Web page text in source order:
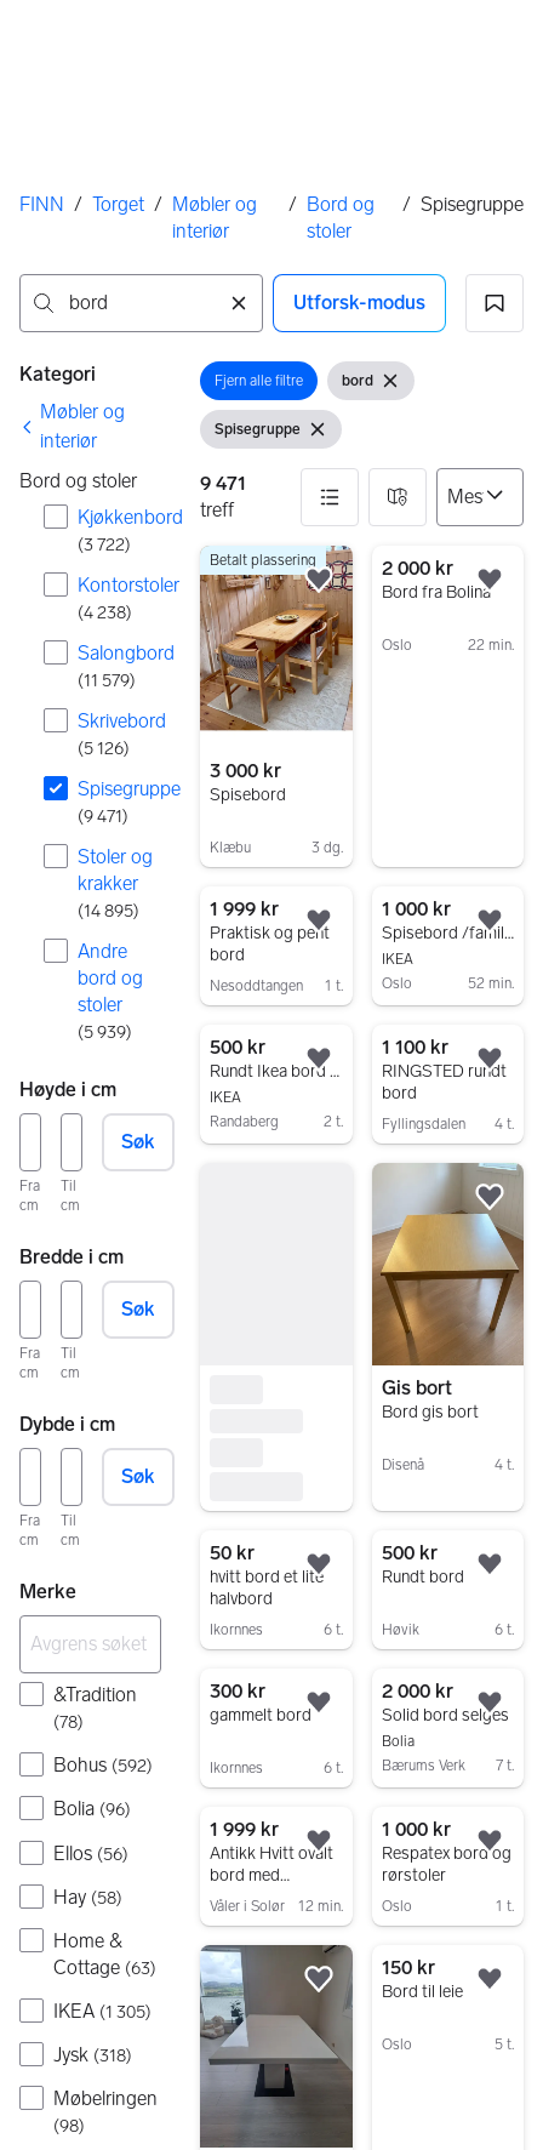
Her er du
FINN / Torget / Møbler og
interiør
/ Bord og
stoler
/ Spisegruppe
Utforsk-modus
Filtre
Kategori
Møbler og
interiør
Bord og stoler
Kjøkkenbord
(3 722)
Kontorstoler
(4 238)
Salongbord
(11 579)
Skrivebord
(5 126)
Spisegruppe
(9 471)
Stoler og
krakker
(14 895)
Andre
bord og
stoler
(5 939)
Høyde i cm
Fra
cm
Til
cm
Søk
Bredde i cm
Fra
cm
Til
cm
Søk
Dybde i cm
Fra
cm
Til
cm
Søk
Merke
&Tradition
(78)
Bohus (592)
Bolia (96)
Ellos (56)
Hay (58)
Home &
Cottage (63)
IKEA (1 305)
Jysk (318)
Møbelringen
(98)
Åpne filter
Fjern alle filtre Åpne filter
bord Fjern søkeord
Vis filter
Spisegruppe
Fjern filter
9 471
treff
9471 resultater
3 000 kr
Spisebord
Klæbu 3 dg.
Betalt plassering
Legg til som favoritt.
2 000 kr
Bord fra Bolina
Oslo 22 min.
1 999 kr
Praktisk og pent
bord
Nesoddtangen 1 t.
Legg til som favoritt.
1 000 kr
Spisebord /familie bord
IKEA
Oslo
52 min.
Gå til annonsen
500 kr
Rundt Ikea bord (Docksta)
IKEA
Randaberg
2 t.
Legg til som favoritt.
Gå til annonsen
1 100 kr
RINGSTED rundt
bord
Fyllingsdalen 4 t.
Gis bort
Bord gis bort
Disenå 4 t.
50 kr
hvitt bord et lite
halvbord
Ikornnes 6 t.
Legg til som favoritt.
500 kr
Rundt bord
Høvik 6 t.
300 kr
gammelt bord
Ikornnes 6 t.
Legg til som favoritt.
2 000 kr
Solid bord selges
Bolia
Bærums Verk
7 t.
1 999 kr
Antikk Hvitt ovalt
bord med
løveføtter,
Våler i Solør 12 min.
Legg til som favoritt.
1 000 kr
Respatex bord og
rørstoler
Oslo 1 t.
Legg til som favoritt.
150 kr
Bord til leie
Oslo 5 t.